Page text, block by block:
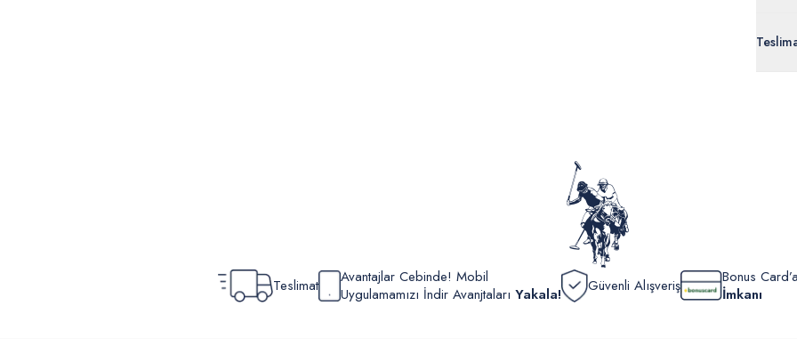
Teslimat
Avantajlar Cebinde! Mobil
Uygulamamızı İndir Avanjtaları Yakala! Güvenli Alışveriş
Bonus
İmkanı